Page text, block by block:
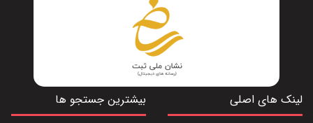
لینک های اصلی بیشترین جستجو ها